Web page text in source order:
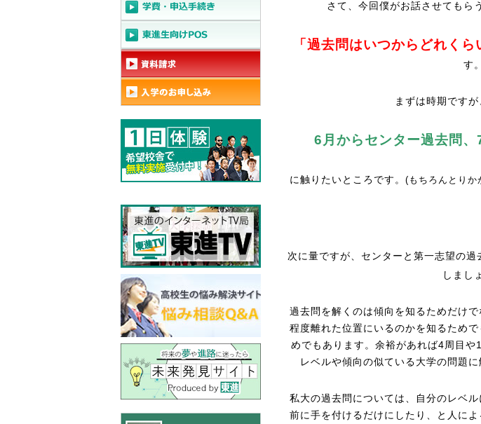
さて、今回僕がお話させてもら
「過去問はいつからどれくら
す。
まずは時期です
6月からセンター過去問
に触りたいところです。 (もちろんとりか
次に量ですが、センターと第一志望の過
しまし
過去問を解くのは傾向を知るためだけ
程度離れた位置にいるのかを知るため
めでもあります。余裕があれば4周目や
レベルや傾向の似ている大学の問題
私大の過去問については、自分のレベ
前に手を付けるだけにしたり、と人に